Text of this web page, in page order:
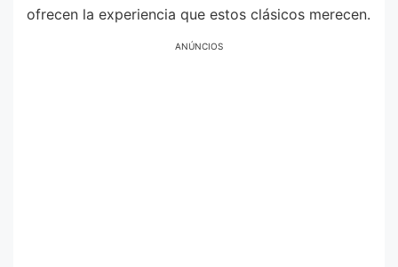
ofrecen la experiencia que estos clásicos merecen.
ANÚNCIOS